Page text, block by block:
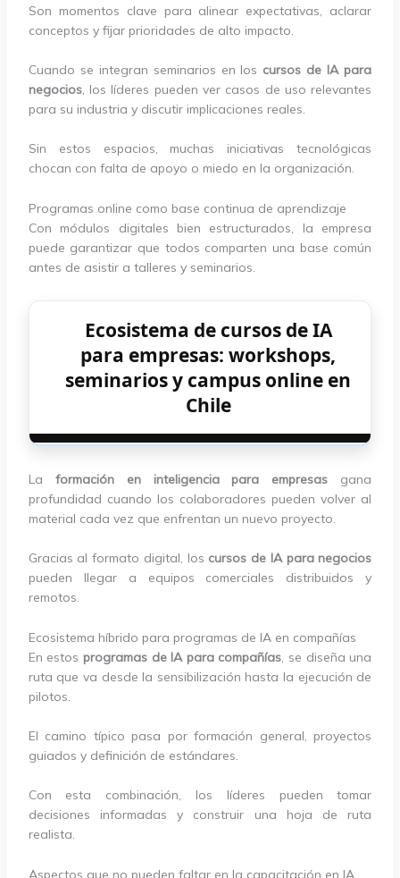
Son momentos clave para alinear expectativas, aclarar
conceptos y fijar prioridades de alto impacto.
Cuando se integran seminarios en los cursos de IA para
negocios, los líderes pueden ver casos de uso relevantes
para su industria y discutir implicaciones reales.
Sin estos espacios, muchas iniciativas tecnológicas
chocan con falta de apoyo o miedo en la organización.
Programas online como base continua de aprendizaje
Con módulos digitales bien estructurados, la empresa
puede garantizar que todos comparten una base común
antes de asistir a talleres y seminarios.
Ecosistema de cursos de IA
para empresas: workshops,
seminarios y campus online en
Chile
La formación en inteligencia para empresas gana
profundidad cuando los colaboradores pueden volver al
material cada vez que enfrentan un nuevo proyecto.
Gracias al formato digital, los cursos de IA para negocios
pueden llegar a equipos comerciales distribuidos y
remotos.
Ecosistema híbrido para programas de IA en compañías
En estos programas de IA para compañías , se diseña una
ruta que va desde la sensibilización hasta la ejecución de
pilotos.
El camino típico pasa por formación general, proyectos
guiados y definición de estándares.
Con esta combinación, los líderes pueden tomar
decisiones informadas y construir una hoja de ruta
realista.
Aspectos que no pueden faltar en la capacitación en IA